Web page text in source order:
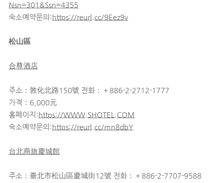
Nsn=301&Ssn=4355
숙소예약문의:https://reurl.cc/9Eez9v
松山區
合尊酒店
주소：敦化北路150號 전화：＋886-2-2712-1777
가격：6,000元
홈페이지:https://WWW.SHOTEL.COM
숙소예약문의:https://reurl.cc/mn8dbY
台北商旅慶城館
주소：臺北市松山區慶城街12號 전화：＋886-2-7707-9588